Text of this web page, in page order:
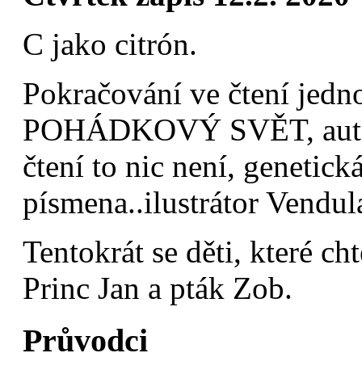
C jako citrón.
Pokračování ve čtení
POHÁDKOVÝ SVĚT,
čtení to nic není,
písmena..ilustrátor
Tentokrát se děti, které
Princ Jan a pták Zob.
Průvodci